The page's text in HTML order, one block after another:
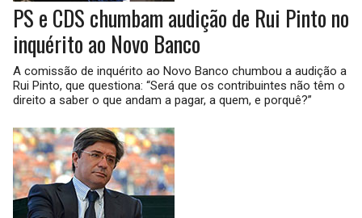
PS e CDS chumbam audição de Rui Pinto no
inquérito ao Novo Banco
A comissão de inquérito ao Novo Banco chumbou a audição a
Rui Pinto, que questiona: “Será que os contribuintes não têm o
direito a saber o que andam a pagar, a quem, e porquê?”